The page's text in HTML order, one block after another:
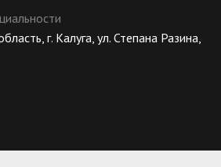
г. Калуга, ул. Степана Разина,